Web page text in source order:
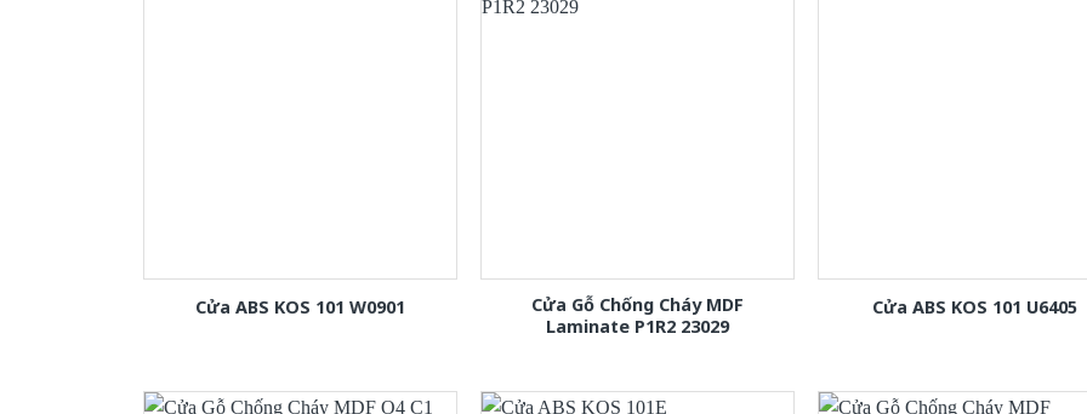
Cửa ABS KOS 101 W0901
Cửa Gỗ Chống Cháy MDF
Laminate P1R2 23029
Cửa ABS KOS 101 U6405